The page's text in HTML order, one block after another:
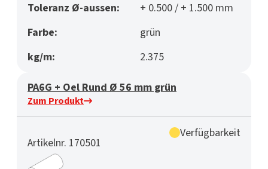
Toleranz Ø-aussen:
+ 0.500 / + 1.500 mm
Farbe:
grün
kg/m:
2.375
PA6G + Oel Rund Ø 56 mm grün
Zum Produkt
Artikelnr. 170501
Verfügbarkeit